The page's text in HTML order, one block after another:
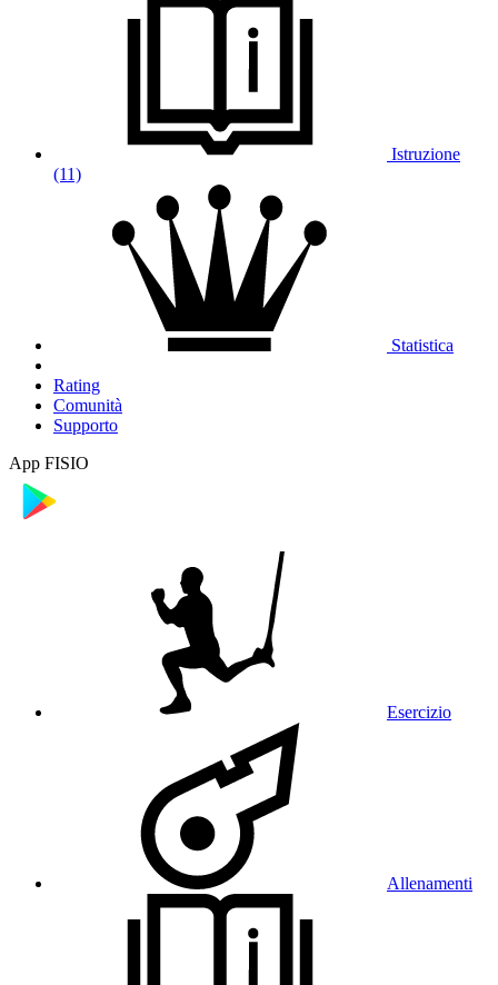
Istruzione
(11)
Statistica
Rating
Comunità
Supporto
App FISIO
Esercizio
Allenamenti